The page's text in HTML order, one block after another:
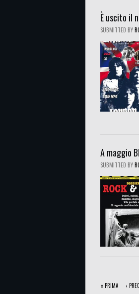
È uscito il
SUBMITTED BY
A maggio
SUBMITTED BY
« PRIMA ‹